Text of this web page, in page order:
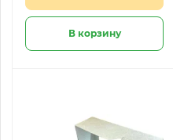
В корзину